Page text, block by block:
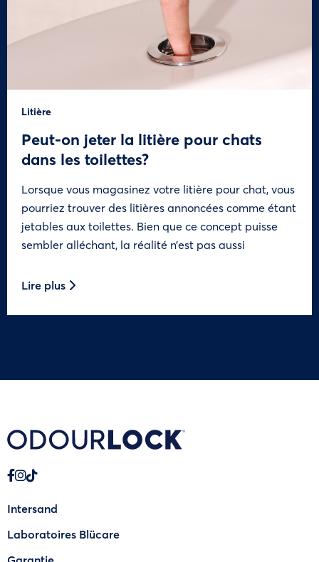
Litière
Peut-on jeter la litière pour chats
dans les toilettes?
Lorsque vous magasinez votre litière pour chat, vous
pourriez trouver des litières annoncées comme étant
jetables aux toilettes. Bien que ce concept puisse
sembler alléchant, la réalité n’est pas aussi
Lire plus
Intersand
Laboratoires Blücare